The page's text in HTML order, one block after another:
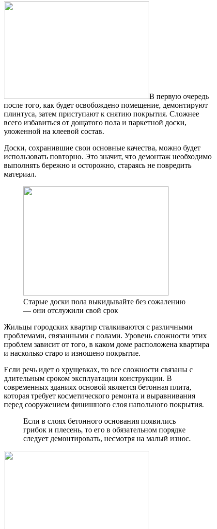
В первую очередь
после того, как будет освобождено помещение, демонтируют
плинтуса, затем приступают к снятию покрытия. Сложнее
всего избавиться от дощатого пола и паркетной доски,
уложенной на клеевой состав.
Доски, сохранившие свои основные качества, можно будет
использовать повторно. Это значит, что демонтаж необходимо
выполнять бережно и осторожно, стараясь не повредить
материал.
Старые доски пола выкидывайте без сожалению
— они отслужили свой срок
Жильцы городских квартир сталкиваются с различными
проблемами, связанными с полами. Уровень сложности этих
проблем зависит от того, в каком доме расположена квартира
и насколько старо и изношено покрытие.
Если речь идет о хрущевках, то все сложности связаны с
длительным сроком эксплуатации конструкции. В
современных зданиях основой является бетонная плита,
которая требует косметического ремонта и выравнивания
перед сооружением финишного слоя напольного покрытия.
Если в слоях бетонного основания появились
грибок и плесень, то его в обязательном порядке
следует демонтировать, несмотря на малый износ.